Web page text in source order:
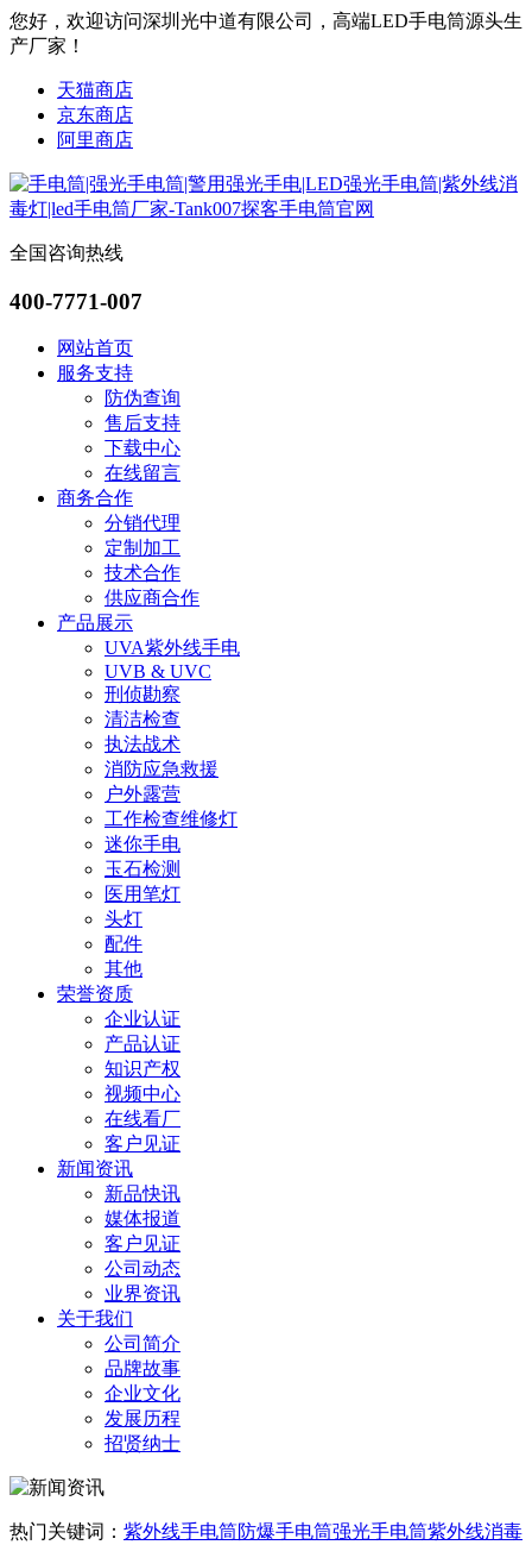
您好，欢迎访问深圳光中道有限公司，高端LED手电筒源头生
产厂家！
天猫商店
京东商店
阿里商店
全国咨询热线
400-7771-007
网站首页
服务支持
防伪查询
售后支持
下载中心
在线留言
商务合作
分销代理
定制加工
技术合作
供应商合作
产品展示
UVA紫外线手电
UVB & UVC
刑侦勘察
清洁检查
执法战术
消防应急救援
户外露营
工作检查维修灯
迷你手电
玉石检测
医用笔灯
头灯
配件
其他
荣誉资质
企业认证
产品认证
知识产权
视频中心
在线看厂
客户见证
新闻资讯
新品快讯
媒体报道
客户见证
公司动态
业界资讯
关于我们
公司简介
品牌故事
企业文化
发展历程
招贤纳士
热门关键词： 紫外线手电筒防爆手电筒强光手电筒紫外线消毒